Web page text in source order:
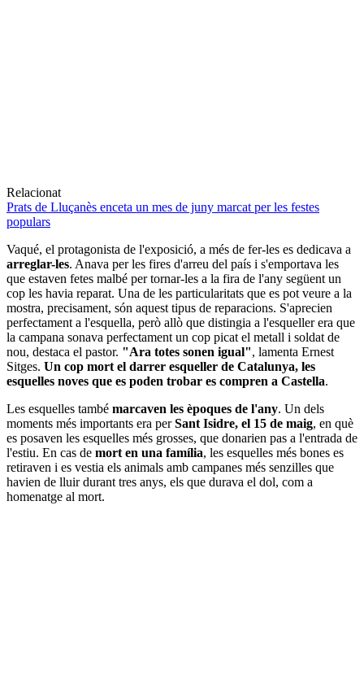
Relacionat
Prats de Lluçanès enceta un mes de juny marcat per les festes
populars
Vaqué, el protagonista de l'exposició, a més de fer-les es dedicava a
arreglar-les. Anava per les fires d'arreu del país i s'emportava les
que estaven fetes malbé per tornar-les a la fira de l'any següent un
cop les havia reparat. Una de les particularitats que es pot veure a la
mostra, precisament, són aquest tipus de reparacions. S'aprecien
perfectament a l'esquella, però allò que distingia a l'esqueller era que
la campana sonava perfectament un cop picat el metall i soldat de
nou, destaca el pastor. "Ara totes sonen igual", lamenta Ernest
Sitges. Un cop mort el darrer esqueller de Catalunya, les
esquelles noves que es poden trobar es compren a Castella.
Les esquelles també marcaven les èpoques de l'any. Un dels
moments més importants era perSant Isidre, el 15 de maig, en què
es posaven les esquelles més grosses, que donarien pas a l'entrada de
l'estiu. En cas de mort en una família, les esquelles més bones es
retiraven i es vestia els animals amb campanes més senzilles que
havien de lluir durant tres anys, els que durava el dol, com a
homenatge al mort.